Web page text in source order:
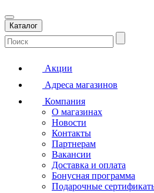
Каталог
Акции
Адреса магазинов
Компания
О магазинах
Новости
Контакты
Партнерам
Вакансии
Доставка и оплата
Бонусная программа
Подарочные